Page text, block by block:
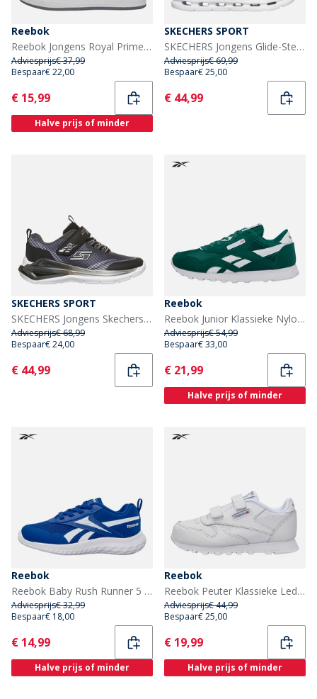
Reebok
Reebok Jongens Royal Prime 2.0 Sneakers Zwart/Grijs/Wit
Adviesprijs€ 37,99
Bespaar€ 22,00
Current
€ 15,99
Halve prijs of minder
SKECHERS SPORT
SKECHERS Jongens Glide-Step Lichtsneakers Zwart
Adviesprijs€ 69,99
Bespaar€ 25,00
Current
€ 44,99
SKECHERS SPORT
SKECHERS Jongens Skechers Tri Namics 2.0 Sneakers Zwart
Adviesprijs€ 68,99
Bespaar€ 24,00
Current
€ 44,99
Reebok
Reebok Junior Klassieke Nylon Sneakers Metaal Groen/Wit/Metaal Groen Metalgreen/Wit/Metal Green
Adviesprijs€ 54,99
Bespaar€ 33,00
Current
€ 21,99
Halve prijs of minder
Reebok
Reebok Baby Rush Runner 5 Elastische Veter Neutrale Hardloopschoenen Vector Blue/Vector Blue/Wit
Adviesprijs€ 32,99
Bespaar€ 18,00
Current
€ 14,99
Halve prijs of minder
Reebok
Reebok Peuter Klassieke Leder 2V Sneakers Wit/Carbon/Vector Blue
Adviesprijs€ 44,99
Bespaar€ 25,00
Current
€ 19,99
Halve prijs of minder